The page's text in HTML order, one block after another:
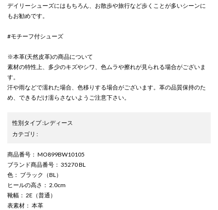
デイリーシューズにはもちろん、お散歩や旅行など歩くことが多いシーンに
もお勧めです。
#モチーフ付シューズ
※本革(天然皮革)の商品について
素材の特性上、多少のキズやシワ、色ムラや擦れが見られる場合がございま
す。
汗や雨などで濡れた場合、色移りする場合がございます。革の品質保持のた
め、できるだけ濡らさないようご注意下さい。
性別タイプ:レディース
カテゴリ :
商品番号 ： MO899BW10105
ブランド商品番号 ： 35270 BL
色 ： ブラック（BL）
ヒールの高さ ： 2.0cm
靴幅 ： 2E（普通）
表素材 ： 本革